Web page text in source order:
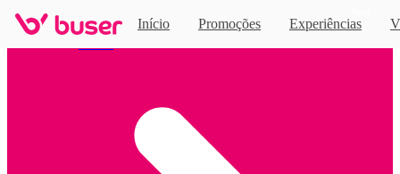
Início Promoções Experiências